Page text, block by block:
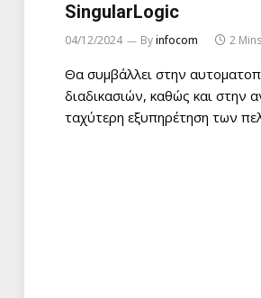
SingularLogic
04/12/2024 Byinfocom 2
Θα συμβάλλει στην
διαδικασιών, καθώς και στην
ταχύτερη εξυπηρέτηση των